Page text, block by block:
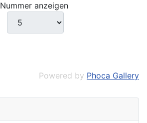
Nummer anzeigen
Powered by Phoca Gallery